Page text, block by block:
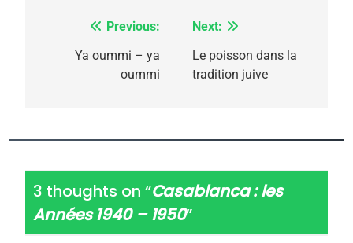
NavigationPrevious:
Ya oummi – ya
oummi
Next:
Le poisson dans la
tradition juive
3 thoughts on “Casablanca : les
Années 1940 – 1950”